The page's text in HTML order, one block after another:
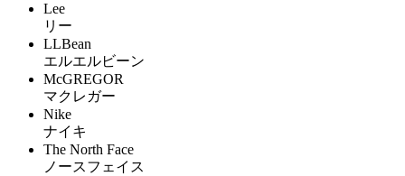
Lee
リー
LLBean
エルエルビーン
McGREGOR
マクレガー
Nike
ナイキ
The North Face
ノースフェイス